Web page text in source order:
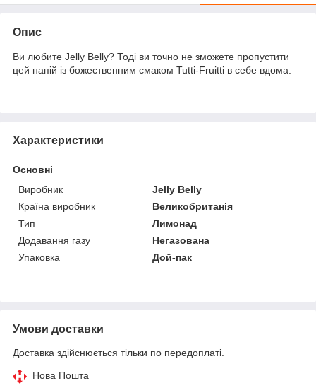
Опис
Ви любите Jelly Belly? Тоді ви точно не зможете пропустити
цей напій із божественним смаком Tutti-Fruitti в себе вдома.
Характеристики
Основні
Виробник
Jelly Belly
Країна виробник
Великобританія
Тип
Лимонад
Додавання газу
Негазована
Упаковка
Дой-пак
Умови доставки
Доставка здійснюється тільки по передоплаті.
Нова Пошта